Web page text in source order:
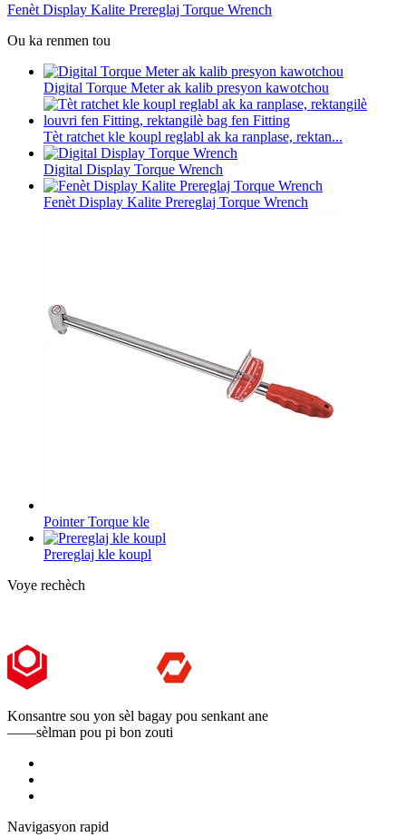
Fenèt Display Kalite Prereglaj Torque Wrench
Ou ka renmen tou
Digital Torque Meter ak kalib presyon kawotchou
Tèt ratchet kle koupl reglabl ak ka ranplase, rektan...
Digital Display Torque Wrench
Fenèt Display Kalite Prereglaj Torque Wrench
Pointer Torque kle
Prereglaj kle koupl
Voye rechèch
Konsantre sou yon sèl bagay pou senkant ane
——sèlman pou pi bon zouti
Navigasyon rapid